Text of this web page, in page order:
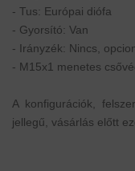
- Tus: Európai diófa
- Gyorsító: Van
- Irányzék: Nincs,
- M15x1 menetes
A konfigurációk,
jellegű, vásárlás előtt